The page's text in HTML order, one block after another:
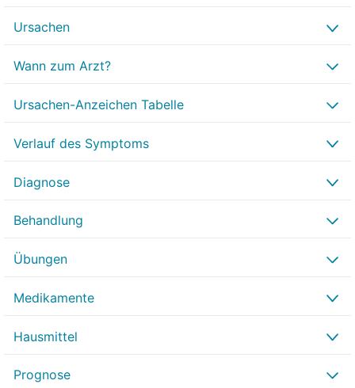
Ursachen
Wann zum Arzt?
Ursachen-Anzeichen Tabelle
Verlauf des Symptoms
Diagnose
Behandlung
Übungen
Medikamente
Hausmittel
Prognose